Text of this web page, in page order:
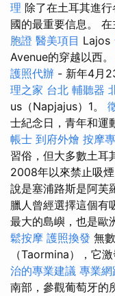
理 除了在土耳其進
國的最重要信息。
胞證 醫美項目 Lajos
Avenue的穿越以西。
護照代辦 - 新年4月
理之家 台北 輔聽器
us（Napjajus）1。
士紀念日，青年和運
帳士 到府外燴 按摩
習俗，但大多數土耳
2008年以來禁止吸
說是塞浦路斯是阿芙
臘人曾經選擇這個有
最大的島嶼，也是歐
鬆按摩 護照換發 無
（Taormina），它
治的專業建議 專業網
南部，參觀葡萄牙的